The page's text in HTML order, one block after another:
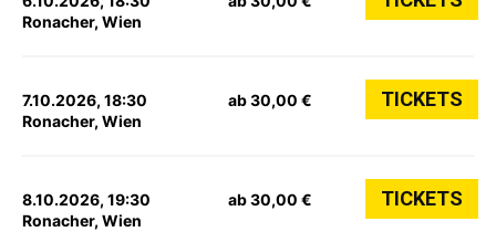
Ronacher, Wien
7.10.2026, 18:30
Ronacher, Wien
ab 30,00 € TICKETS
8.10.2026, 19:30
Ronacher, Wien
ab 30,00 € TICKETS